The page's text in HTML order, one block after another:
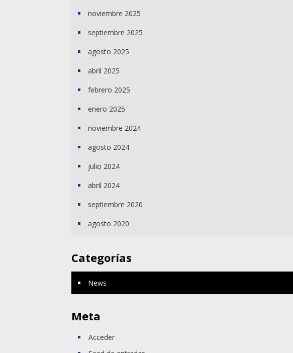
noviembre 2025
septiembre 2025
agosto 2025
abril 2025
febrero 2025
enero 2025
noviembre 2024
agosto 2024
julio 2024
abril 2024
septiembre 2020
agosto 2020
Categorías
News
Meta
Acceder